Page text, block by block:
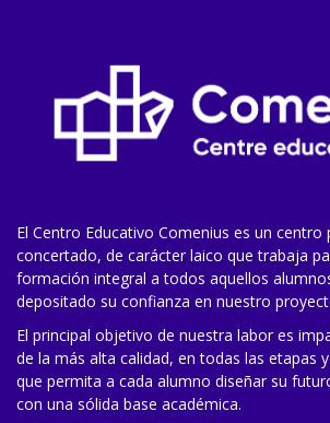
El Centro Educativo Comenius es un centro
concertado, de carácter laico que trabaja
formación integral a todos aquellos
depositado su confianza en nuestro
El principal objetivo de nuestra labor es
de la más alta calidad, en todas las etapas
que permita a cada alumno diseñar su
con una sólida base académica.